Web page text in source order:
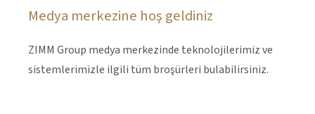
Medya merkezine hoş geldiniz
ZIMM Group medya merkezinde teknolojilerimiz ve
sistemlerimizle ilgili tüm broşürleri bulabilirsiniz.